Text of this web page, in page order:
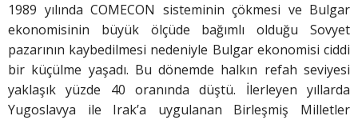
1989 yılında COMECON sisteminin çökmesi ve Bulgar
ekonomisinin büyük ölçüde bağımlı olduğu Sovyet
pazarının kaybedilmesi nedeniyle Bulgar ekonomisi ciddi
bir küçülme yaşadı. Bu dönemde halkın refah seviyesi
yaklaşık yüzde 40 oranında düştü. İlerleyen yıllarda
Yugoslavya ile Irak’a uygulanan Birleşmiş Milletler